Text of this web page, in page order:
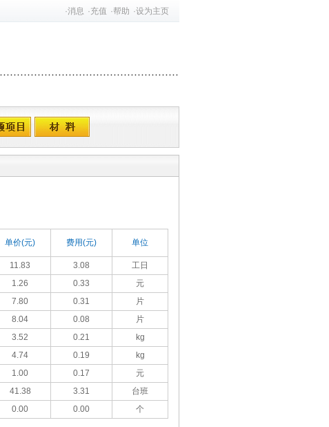
·消息 ·充值 ·帮助 ·设为主页
单价(元) 费用(元) 单位
11.83 3.08 工日
1.26 0.33
元
7.80 0.31
片
8.04 0.08
片
3.52 0.21
kg
4.74 0.19 kg
1.00 0.17
元
41.38 3.31
台班
0.00 0.00 个